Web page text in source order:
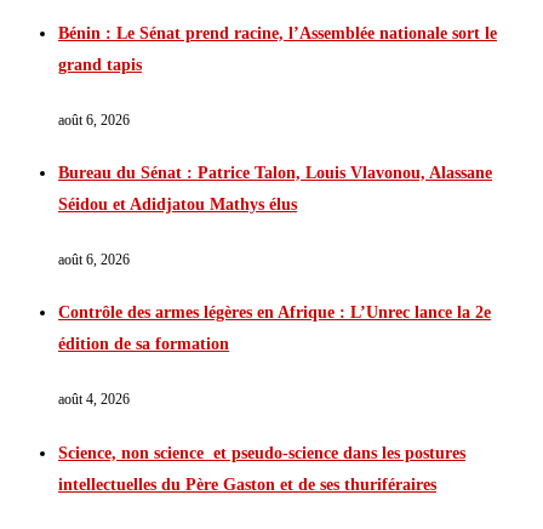
Bénin : Le Sénat prend racine, l’Assemblée nationale sort le
grand tapis
août 6, 2026
Bureau du Sénat : Patrice Talon, Louis Vlavonou, Alassane
Séidou et Adidjatou Mathys élus
août 6, 2026
Contrôle des armes légères en Afrique : L’Unrec lance la 2e
édition de sa formation
août 4, 2026
Science, non science et pseudo-science dans les postures
intellectuelles du Père Gaston et de ses thuriféraires